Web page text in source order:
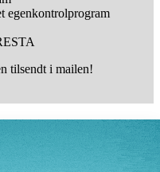
egenkontrolprogram
tilsendt i mailen!